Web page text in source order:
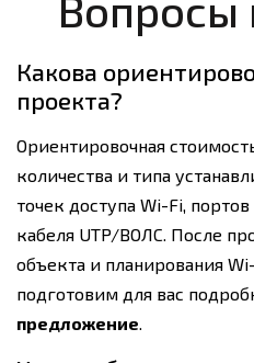
Какова
проекта?
Ориентировочная
количества и типа
точек доступа Wi-Fi,
кабеля UTP/ВОЛС. После
объекта и планирования
подготовим для вас
предложение.